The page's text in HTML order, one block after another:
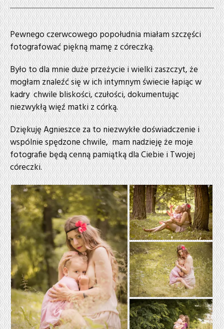
Pewnego czerwcowego popołudnia miałam szczęści
fotografować piękną mamę z córeczką.
Było to dla mnie duże przeżycie i wielki zaszczyt, że
mogłam znaleźć się w ich intymnym świecie łapiąc w
kadry chwile bliskości, czułości, dokumentując
niezwykłą więź matki z córką.
Dziękuję Agnieszce za to niezwykłe doświadczenie i
wspólnie spędzone chwile, mam nadzieję że moje
fotografie będą cenną pamiątką dla Ciebie i Twojej
córeczki.